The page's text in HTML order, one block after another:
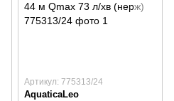
Артикул: 775313/24
AquaticaLeo